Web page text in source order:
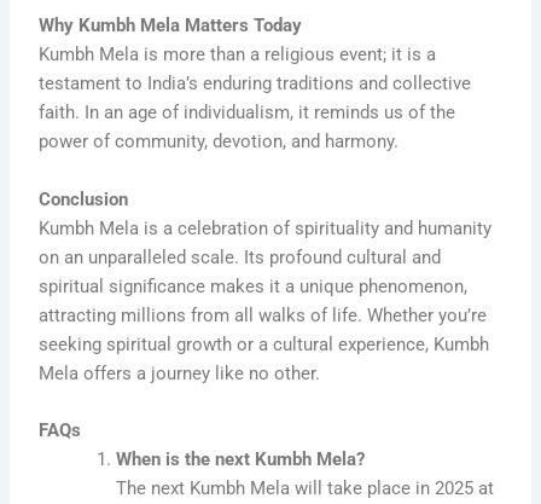
Why Kumbh Mela Matters Today
Kumbh Mela is more than a religious event; it is a
testament to India’s enduring traditions and collective
faith. In an age of individualism, it reminds us of the
power of community, devotion, and harmony.
Conclusion
Kumbh Mela is a celebration of spirituality and humanity
on an unparalleled scale. Its profound cultural and
spiritual significance makes it a unique phenomenon,
attracting millions from all walks of life. Whether you’re
seeking spiritual growth or a cultural experience, Kumbh
Mela offers a journey like no other.
FAQs
When is the next Kumbh Mela?
The next Kumbh Mela will take place in 2025 at